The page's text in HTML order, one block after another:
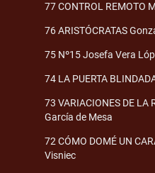
77 CONTROL REMOTO
76 ARISTÓCRATAS
75 Nº15 Josefa Vera
74 LA PUERTA
73 VARIACIONES DE LA
García de Mesa
72 CÓMO DOMÉ UN
Visniec